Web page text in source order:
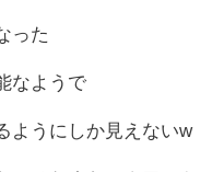
った
なようで
ようにしか見えないw